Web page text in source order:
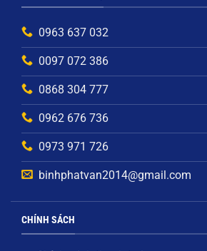
0963 637 032
0097 072 386
0868 304 777
0962 676 736
0973 971 726
binhphatvan2014@gmail.com
CHÍNH SÁCH